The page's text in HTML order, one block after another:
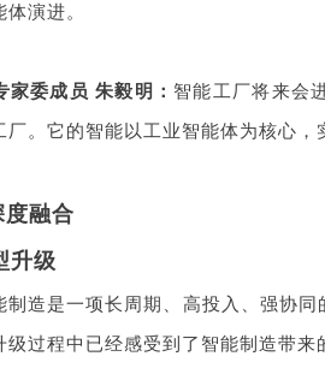
演进。
家委成员 朱毅明： 智能工厂将来会
厂。它的智能以工业智能体为核心，
融合
升级
制造是一项长周期、高投入、强协
级过程中已经感受到了智能制造带